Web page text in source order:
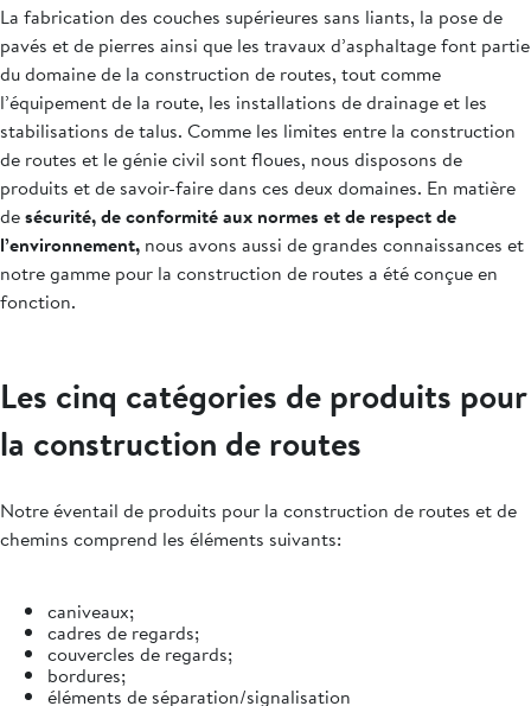
La fabrication des couches supérieures sans liants, la pose de
pavés et de pierres ainsi que les travaux d’asphaltage font partie
du domaine de la construction de routes, tout comme
l’équipement de la route, les installations de drainage et les
stabilisations de talus. Comme les limites entre la construction
de routes et le génie civil sont floues, nous disposons de
produits et de savoir-faire dans ces deux domaines. En matière
desécurité, de conformité aux normes et de respect de
l’environnement, nous avons aussi de grandes connaissances et
notre gamme pour la construction de routes a été conçue en
fonction.
Les cinq catégories de produits pour
la construction de routes
Notre éventail de produits pour la construction de routes et de
chemins comprend les éléments suivants:
caniveaux;
cadres de regards;
couvercles de regards;
bordures;
éléments de séparation/signalisation